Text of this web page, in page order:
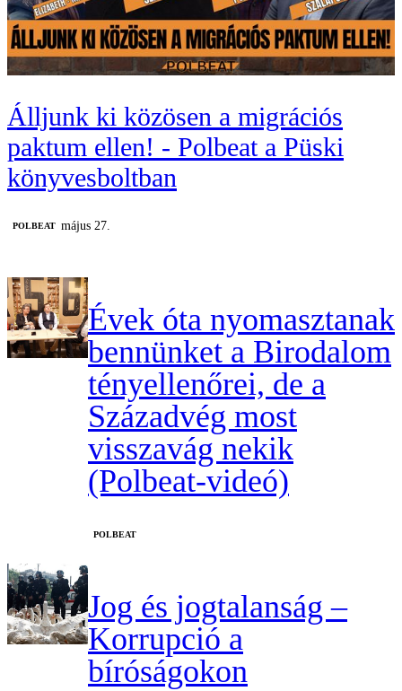
Álljunk ki közösen a migrációs
paktum ellen! - Polbeat a Püski
könyvesboltban
‎POLBEAT május 27.
Évek óta nyomasztanak
bennünket a Birodalom
tényellenőrei, de a
Századvég most
visszavág nekik
(Polbeat-videó)
‎POLBEAT
Jog és jogtalanság –
Korrupció a
bíróságokon